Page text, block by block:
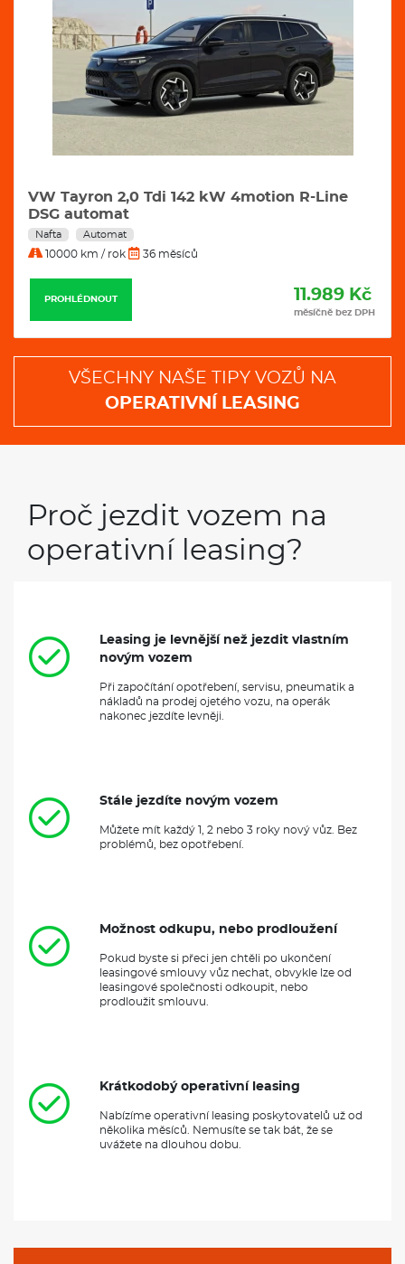
VW Tayron 2,0 Tdi 142 kW 4motion R-Line
DSG automat
Nafta Automat
10000 km / rok 36 měsíců
PROHLÉDNOUT 11.989 Kč
měsíčně bez DPH
VŠECHNY NAŠE TIPY VOZŮ NA
OPERATIVNÍ LEASING
Proč jezdit vozem na
operativní leasing?
Leasing je levnější než jezdit vlastním
novým vozem
Při započítání opotřebení, servisu, pneumatik a
nákladů na prodej ojetého vozu, na operák
nakonec jezdíte levněji.
Stále jezdíte novým vozem
Můžete mít každý 1, 2 nebo 3 roky nový vůz. Bez
problémů, bez opotřebení.
Možnost odkupu, nebo prodloužení
Pokud byste si přeci jen chtěli po ukončení
leasingové smlouvy vůz nechat, obvykle lze od
leasingové společnosti odkoupit, nebo
prodloužit smlouvu.
Krátkodobý operativní leasing
Nabízíme operativní leasing poskytovatelů už od
několika měsíců. Nemusíte se tak bát, že se
uvážete na dlouhou dobu.